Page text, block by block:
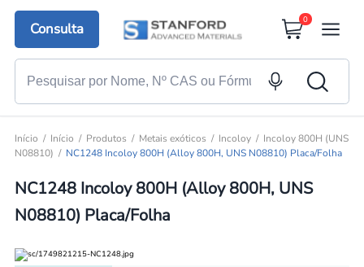
Consulta
0
Início Início Produtos Metais exóticos Incoloy
Incoloy 800H (UNS
N08810)
NC1248 Incoloy 800H (Alloy 800H, UNS N08810) Placa/Folha
NC1248 Incoloy 800H (Alloy 800H, UNS
N08810) Placa/Folha